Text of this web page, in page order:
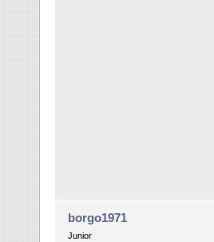
borgo1971
Junior